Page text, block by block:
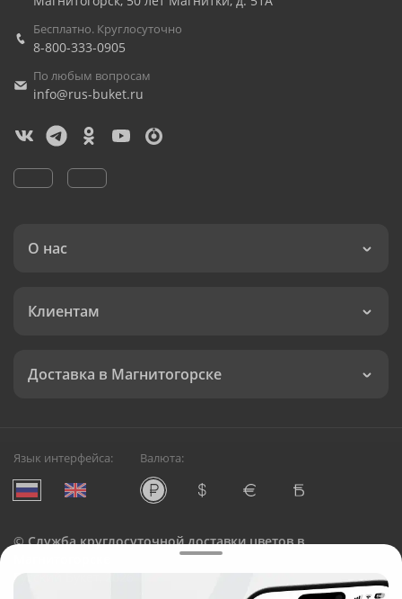
Бесплатно. Круглосуточно
8-800-333-0905
По любым вопросам
info@rus-buket.ru
О нас
Клиентам
Доставка в Магнитогорске
Язык интерфейса: Валюта:
©Служба круглосуточной доставки цветов в
Русский Букет, 2026